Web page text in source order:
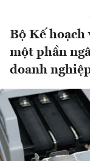
Bộ Kế hoạch
một phần
doanh